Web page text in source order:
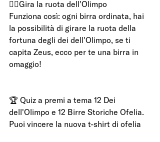
🤸‍♀️Gira la ruota dell'Olimpo
Funziona così: ogni birra ordinata, hai
la possibilità di girare la ruota della
fortuna degli dei dell'Olimpo, se ti
capita Zeus, ecco per te una birra in
omaggio!
🏆 Quiz a premi a tema 12 Dei
dell'Olimpo e 12 Birre Storiche Ofelia.
Puoi vincere la nuova t-shirt di ofelia